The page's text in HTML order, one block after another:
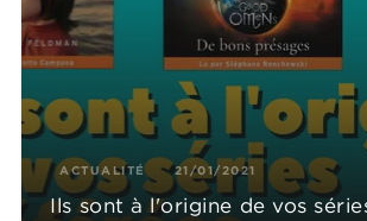
ACTUALITÉ 21/01/2021
Ils sont à l'origine de vos